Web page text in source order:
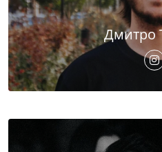
Дмитро